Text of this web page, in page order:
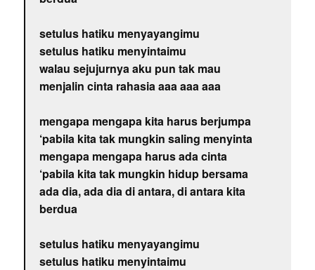
setulus hatiku menyayangimu
setulus hatiku menyintaimu
walau sejujurnya aku pun tak mau
menjalin cinta rahasia aaa aaa aaa
mengapa mengapa kita harus berjumpa
‘pabila kita tak mungkin saling menyinta
mengapa mengapa harus ada cinta
‘pabila kita tak mungkin hidup bersama
ada dia, ada dia di antara, di antara kita
berdua
setulus hatiku menyayangimu
setulus hatiku menyintaimu